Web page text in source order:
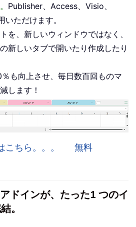
Publisher、Access、Visio、
ただけます。
を、新しいウィンドウではなく、
新しいタブで開いたり作成したり
も向上させ、毎日数百回ものマ
します！
ちら。。。
無料
ドインが、たった1 つのイ
。